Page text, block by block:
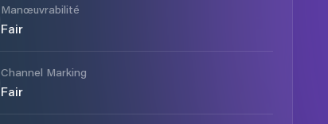
Manœuvrabilité
Fair
Channel Marking
Fair